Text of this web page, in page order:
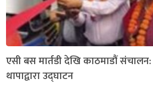
एसी बस मार्तडी देखि काठमाडौं संचालन:
थापाद्वारा उद्घाटन